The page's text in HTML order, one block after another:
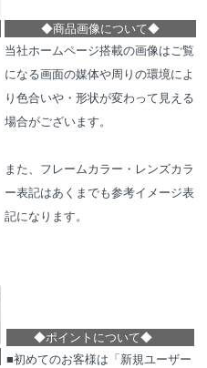
◆商品画像について◆
当社ホームページ搭載の画像はご覧
になる画面の媒体や周りの環境によ
り色合いや・形状が変わって見える
場合がございます。
また、フレームカラー・レンズカラ
ー表記はあくまでも参考イメージ表
記になります。
◆ポイントについて◆
■初めてのお客様は「新規ユーザー